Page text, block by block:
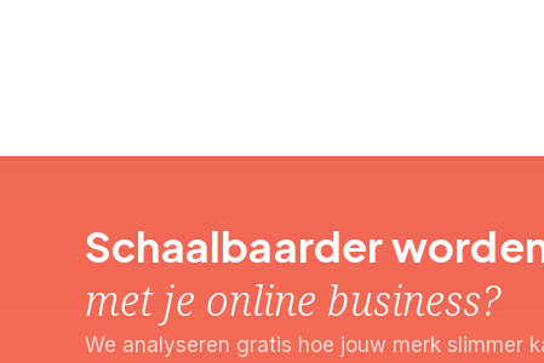
Schaalbaarder
met je online business?
We analyseren gratis hoe jouw merk slimmer